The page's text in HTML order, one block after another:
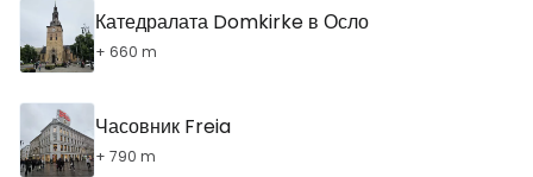
Катедралата Domkirke в Осло
+ 660 m
Часовник Freia
+ 790 m